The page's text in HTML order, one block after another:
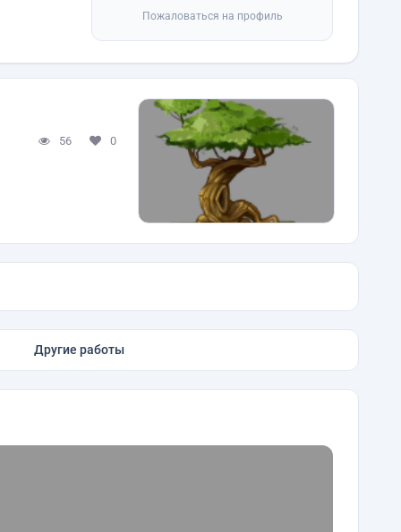
Пожаловаться на профиль
56 0
Другие работы